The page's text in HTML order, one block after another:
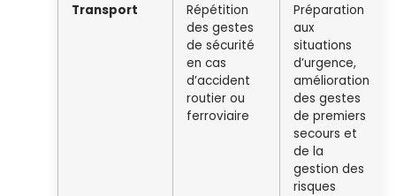
Transport
Répétition
des gestes
de sécurité
en cas
d’accident
routier ou
ferroviaire
Préparation
aux
situations
d’urgence,
amélioration
des gestes
de premiers
secours et
de la
gestion des
risques